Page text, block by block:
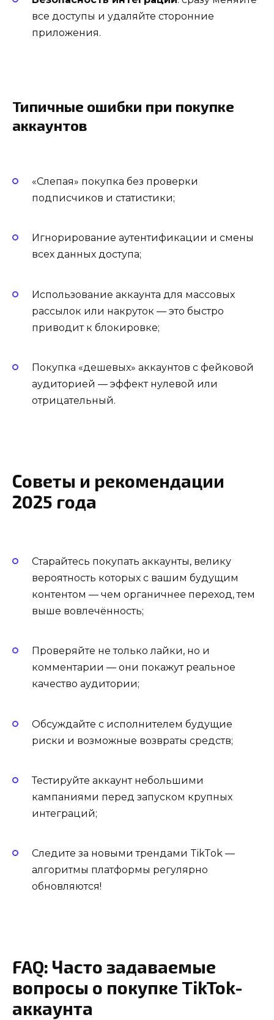
все доступы и удаляйте сторонние
приложения.
Типичные ошибки при покупке
аккаунтов
«Слепая» покупка без проверки
подписчиков и статистики;
Игнорирование аутентификации и смены
всех данных доступа;
Использование аккаунта для массовых
рассылок или накруток — это быстро
приводит к блокировке;
Покупка «дешевых» аккаунтов с фейковой
аудиторией — эффект нулевой или
отрицательный.
Советы и рекомендации
2025 года
Старайтесь покупать аккаунты, велику
вероятность которых с вашим будущим
контентом — чем органичнее переход, тем
выше вовлечённость;
Проверяйте не только лайки, но и
комментарии — они покажут реальное
качество аудитории;
Обсуждайте с исполнителем будущие
риски и возможные возвраты средств;
Тестируйте аккаунт небольшими
кампаниями перед запуском крупных
интеграций;
Следите за новыми трендами TikTok —
алгоритмы платформы регулярно
обновляются!
FAQ: Часто задаваемые
вопросы о покупке TikTok-
аккаунта